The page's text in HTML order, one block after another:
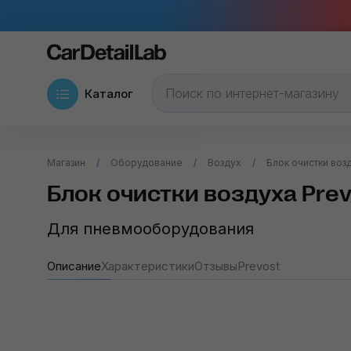
Каталог
Магазин Оборудование Воздух Блок очистки
Блок очистки воздуха
Для пневмооборудования
ОписаниеХарактеристикиОтзывыPrevost